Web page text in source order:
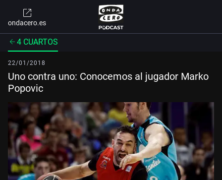
ondacero.es
4 CUARTOS
22/01/2018
Uno contra uno: Conocemos al jugador Marko
Popovic